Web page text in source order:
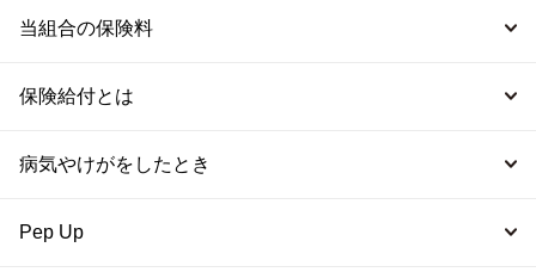
当組合の保険料
保険給付とは
病気やけがをしたとき
Pep Up